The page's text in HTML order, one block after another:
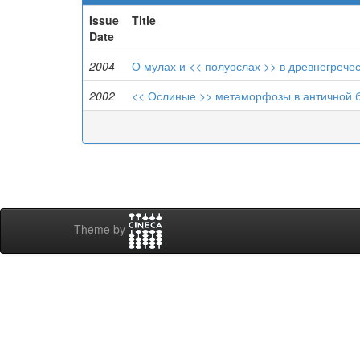
Issue
Date
Title
2004
О мулах и << полуослах >> в
2002
<< Ослиные >> метаморфозы в античной
Theme by